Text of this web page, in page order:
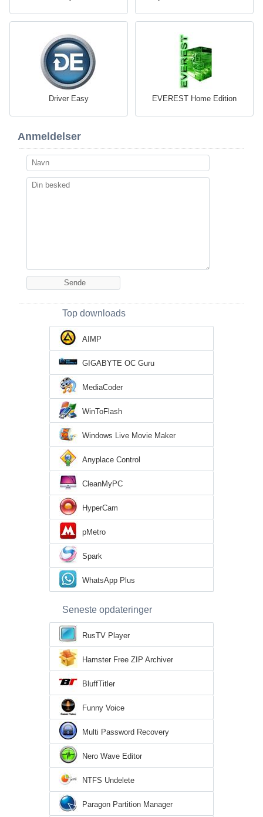
Driver Easy EVEREST Home Edition
Anmeldelser
Top downloads
AIMP
GIGABYTE OC Guru
MediaCoder
WinToFlash
Windows Live Movie Maker
Anyplace Control
CleanMyPC
HyperCam
pMetro
Spark
WhatsApp Plus
Seneste opdateringer
RusTV Player
Hamster Free ZIP Archiver
BluffTitler
Funny Voice
Multi Password Recovery
Nero Wave Editor
NTFS Undelete
Paragon Partition Manager